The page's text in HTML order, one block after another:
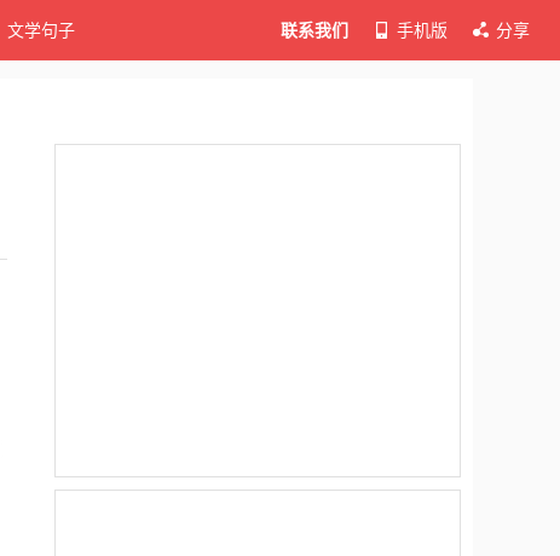
文学句子 联系我们 手机版 分享